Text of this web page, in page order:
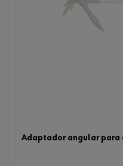
adaptador angular para